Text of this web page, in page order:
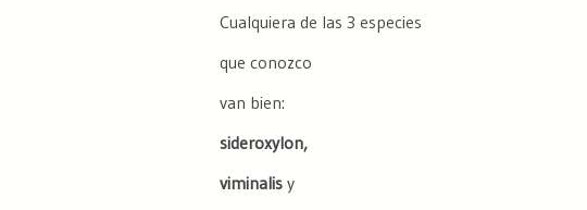
Cualquiera de las 3 especies
que conozco
van bien:
sideroxylon,
viminalis y